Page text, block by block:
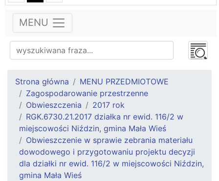
MENU
Strona główna
MENU PRZEDMIOTOWE
Zagospodarowanie przestrzenne
Obwieszczenia
2017 rok
RGK.6730.21.2017 działka nr ewid. 116/2 w
miejscowości Niździn, gmina Mała Wieś
Obwieszczenie w sprawie zebrania materiału
dowodowego i przygotowaniu projektu decyzji
dla działki nr ewid. 116/2 w miejscowości Niździn,
gmina Mała Wieś